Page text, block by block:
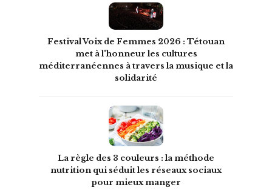
Festival Voix de Femmes 2026 : Tétouan
met à l'honneur les cultures
méditerranéennes à travers la musique et la
solidarité
La règle des 3 couleurs : la méthode
nutrition qui séduit les réseaux sociaux
pour mieux manger